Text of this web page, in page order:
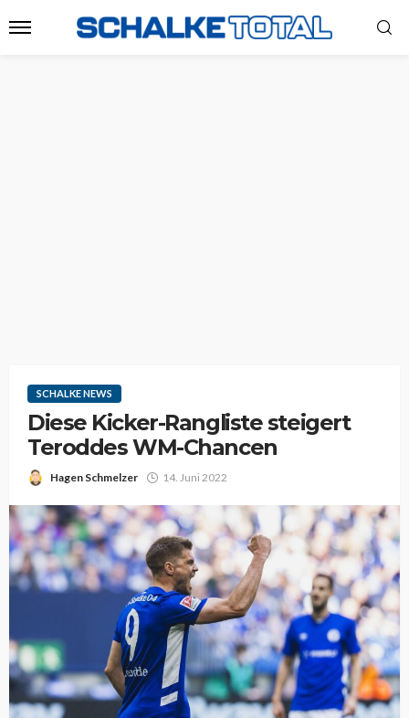
SCHALKE NEWS
Diese Kicker-Rangliste steigert
Teroddes WM-Chancen
Hagen Schmelzer 14. Juni 2022